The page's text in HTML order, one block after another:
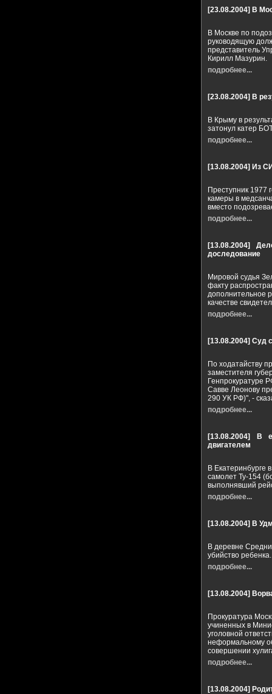
[23.08.2004] В
В Москве по
руководящую
представитель
Кирилл Мазурин.
подробнее...
[23.08.2004] В
В Крыму в
затонул катер
подробнее...
[13.08.2004] Из
Преступник 1977
камеры в
вместо
подробнее...
[13.08.2004]
доследование
Мировой судья
факту
дополнительное
качестве
подробнее...
[13.08.2004] Суд
По ходатайству
заместителя
Генпрокуратуре
Савве Леонову
290 УК РФ)", -
подробнее...
[13.08.2004]
В
двигателем
В Екатеринбурге
самолет Ту-154
выполнявший
подробнее...
[13.08.2004] В
В деревне
убийство ребенка.
подробнее...
[13.08.2004]
Прокуратура
учиненных в
уголовной
неформальному
совершении
подробнее...
[13.08.2004]